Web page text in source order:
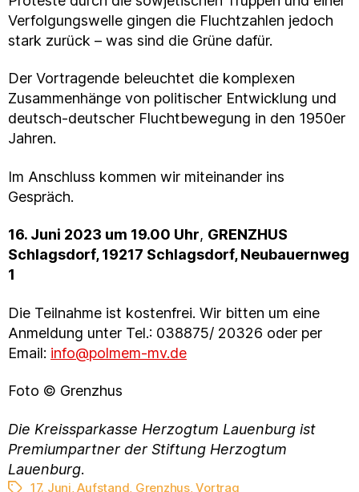
Verfolgungswelle gingen die Fluchtzahlen jedoch
stark zurück – was sind die Grüne dafür.
Der Vortragende beleuchtet die komplexen
Zusammenhänge von politischer Entwicklung und
deutsch-deutscher Fluchtbewegung in den 1950er
Jahren.
Im Anschluss kommen wir miteinander ins
Gespräch.
16. Juni 2023 um 19.00 Uhr, GRENZHUS
Schlagsdorf, 19217 Schlagsdorf, Neubauernweg
1
Die Teilnahme ist kostenfrei. Wir bitten um eine
Anmeldung unter Tel.: 038875/ 20326 oder per
Email: info@polmem-mv.de
Foto © Grenzhus
Die Kreissparkasse Herzogtum Lauenburg ist
Premiumpartner der Stiftung Herzogtum
Lauenburg.
Schlagwörter
17. Juni,Aufstand, Grenzhus,Vortrag